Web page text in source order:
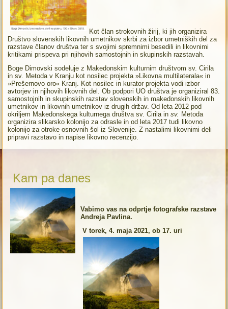
Kot član strokovnih žirij, ki jih organizira
Društvo slovenskih likovnih umetnikov skrbi za izbor umetniških del za
razstave članov društva ter s svojimi spremnimi besedili in likovnimi
kritikami prispeva pri njihovih samostojnih in skupinskih razstavah.
Boge Dimovski sodeluje z Makedonskim kulturnim društvom sv. Cirila
in sv. Metoda v Kranju kot nosilec projekta »Likovna multilaterala« in
»Prešernovo oro« Kranj. Kot nosilec in kurator projekta vodi izbor
avtorjev in njihovih likovnih del. Ob podpori UO društva je organiziral 83.
samostojnih in skupinskih razstav slovenskih in makedonskih likovnih
umetnikov in likovnih umetnikov iz drugih držav. Od leta 2012 pod
okriljem Makedonskega kulturnega društva sv. Cirila insv. Metoda
organizira slikarsko kolonijo za odrasle in od leta 2017 tudi likovno
kolonijo za otroke osnovnih šol iz Slovenije. Z nastalimi likovnimi deli
pripravi razstavo in napise likovno recenzijo.
Kam pa danes
Vabimo vas na odprtje fotografske razstave
Andreja Pavlina.
V torek, 4. maja 2021, ob 17. uri